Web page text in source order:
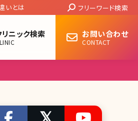
いとは Search:
フリーワード検索
リニック検索 お問い合わせ
CONTACT